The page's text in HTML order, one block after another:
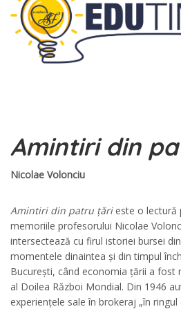
Amintiri din
Nicolae Volonciu
Amintiri din patru țărieste o lectură
memoriile profesorului Nicolae
intersectează cu firul istoriei bursei
momentele dinaintea și din timpul
București, când economia țării a fost
al Doilea Război Mondial. Din 1946
experiențele sale în brokeraj „în